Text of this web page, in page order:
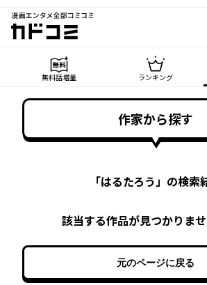
漫画エンタメ全部コミコミ
カドコミ
無料話増量 ランキング
作家から探す
「はるたろう」の検索
該当する作品が見つかりま
元のページに戻る